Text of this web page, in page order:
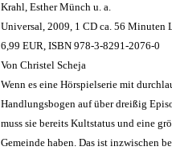
Krahl, Esther Münch u. a.
Universal, 2009, 1 CD ca. 56 Minuten
6,99 EUR, ISBN 978-3-8291-2076-0
Von Christel Scheja
Wenn es eine Hörspielserie mit
Handlungsbogen auf über dreißig
muss sie bereits Kultstatus und eine
Gemeinde haben. Das ist inzwischen